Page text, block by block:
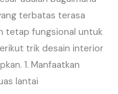
terbatas terasa
tetap fungsional untuk
trik desain interior
1. Manfaatkan
lantai